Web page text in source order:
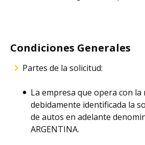
Condiciones Generales
Partes de la solicitud:
La empresa que opera con la
debidamente identificada la
de autos en adelante
ARGENTINA.